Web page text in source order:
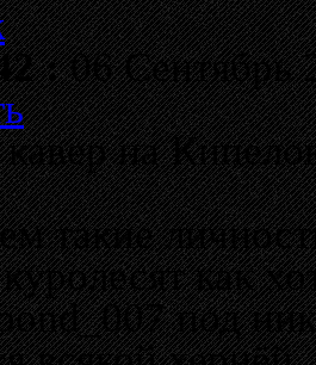
:06 Сентябрь
на
такие
как
под